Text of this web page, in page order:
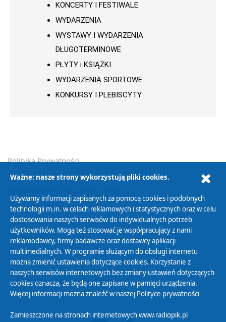
KONCERTY I FESTIWALE
WYDARZENIA
WYSTAWY I WYDARZENIA
DŁUGOTERMINOWE
PŁYTY i KSIĄŻKI
WYDARZENIA SPORTOWE
KONKURSY I PLEBISCYTY
Polityka Prywatności
Zasady korzystania z Serwisu
Cyfryzacja DAB+
Polityka ochrony danych osobowych
Abonament
Zamówienia publiczne
Biuletyn Informacji Publicznej
Ważne: nasze strony wykorzystują pliki cookies.
Używamy informacji zapisanych za pomocą cookies i podobnych
technologii m.in. w celach reklamowych i statystycznych oraz w celu
dostosowania naszych serwisów do indywidualnych potrzeb
użytkowników. Mogą też stosować je współpracujący z nami
reklamodawcy, firmy badawcze oraz dostawcy aplikacji
multimedialnych. W programie służącym do obsługi internetu
można zmienić ustawienia dotyczące cookies. Korzystanie z
naszych serwisów internetowych bez zmiany ustawień dotyczących
cookies oznacza, że będą one zapisane w pamięci urządzenia.
Więcej informacji można znaleźć w naszej Polityce prywatności
Zamieszczone na stronach internetowych www.radiopik.pl